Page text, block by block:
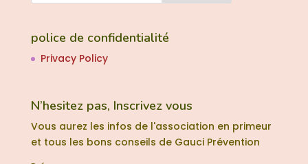
police de confidentialité
Privacy Policy
N’hesitez pas, Inscrivez vous
Vous aurez les infos de l'association en primeur
et tous les bons conseils de Gauci Prévention